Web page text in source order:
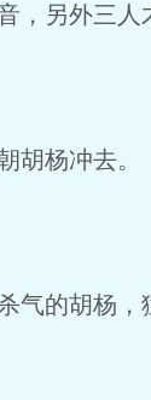
另外三人
胡杨冲去。
的胡杨，